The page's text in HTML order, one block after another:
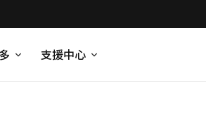
支援中心